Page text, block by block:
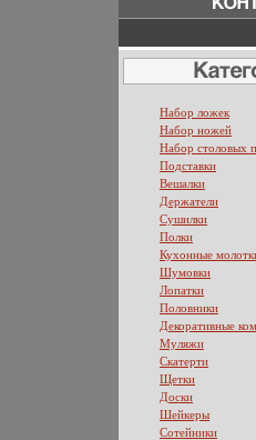
Набор ложек
Набор ножей
Набор столовых
Подставки
Вешалки
Держатели
Сушилки
Полки
Кухонные
Шумовки
Лопатки
Половники
Декоративные
Муляжи
Скатерти
Щетки
Доски
Шейкеры
Сотейники